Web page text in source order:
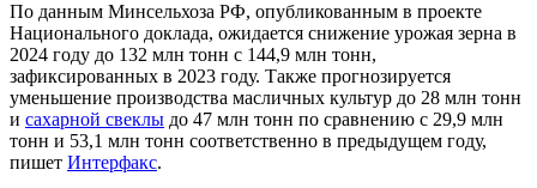
По данным Минсельхоза РФ, опубликованным в проекте
Национального доклада, ожидается снижение урожая зерна в
2024 году до 132 млн тонн с 144,9 млн тонн,
зафиксированных в 2023 году. Также прогнозируется
уменьшение производства масличных культур до 28 млн тонн
и сахарной свеклы до 47 млн тонн по сравнению с 29,9 млн
тонн и 53,1 млн тонн соответственно в предыдущем году,
пишет Интерфакс.